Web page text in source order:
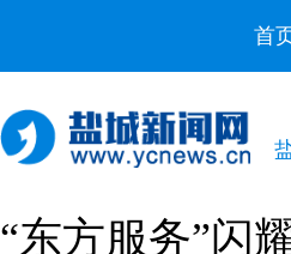
首
“东方服务”闪